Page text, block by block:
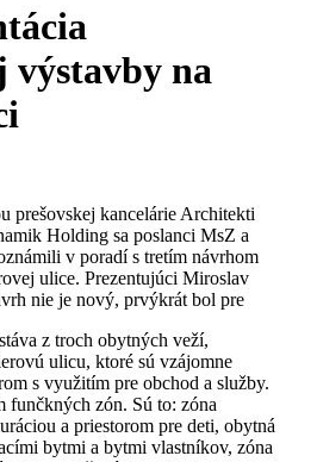
výstavby na
prešovskej kancelárie Architekti
Holding sa poslanci MsZ a
v poradí s tretím návrhom
ulice. Prezentujúci Miroslav
nie je nový, prvýkrát bol pre
z troch obytných veží,
ulicu, ktoré sú vzájomne
s využitím pre obchod a služby.
funčkných zón. Sú to: zóna
a priestorom pre deti, obytná
bytmi a bytmi vlastníkov, zóna